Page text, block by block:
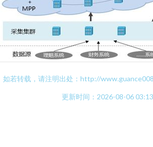
如若转载，请注明出处：http://
更新时间：2026-08-06